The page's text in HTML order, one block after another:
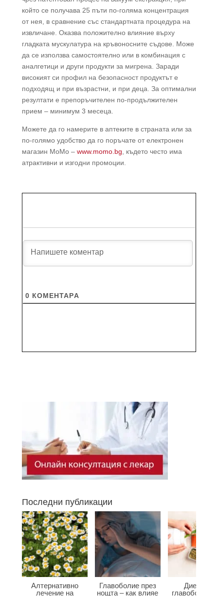
който се получава 25 пъти по-голяма концентрация
от нея, в сравнение със стандартната процедура на
извличане. Оказва положително влияние върху
гладката мускулатура на кръвоносните съдове. Може
да се използва самостоятелно или в комбинация с
аналгетици и други продукти за мигрена. Заради
високият си профил на безопасност продуктът е
подходящ и при възрастни, и при деца. За оптимални
резултати е препоръчителен по-продължителен
прием – минимум 3 месеца.
Можете да го намерите в аптеките в страната или за
по-голямо удобство да го поръчате от електронен
магазин МоМо – www.momo.bg , където често има
атрактивни и изгодни промоции.
0 КОМЕНТАРA
Последни публикации
Алтернативно
лечение на
Главоболие през
нощта – как влияе
Диета при
главоболие –